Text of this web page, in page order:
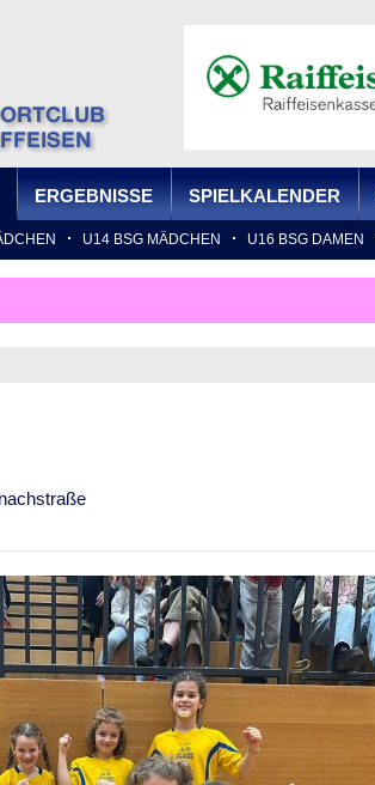
ERGEBNISSE SPIELKALENDER
U14 BSG MÄDCHEN U16 BSG DAMEN